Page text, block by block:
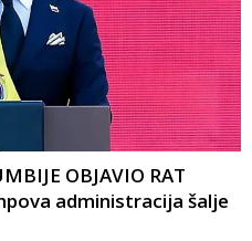
OBJAVIO RAT
administracija šalje